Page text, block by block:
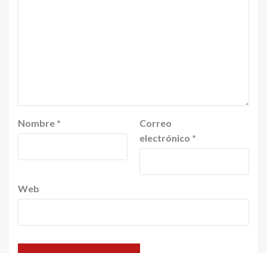
Nombre *
Correo
electrónico *
Web